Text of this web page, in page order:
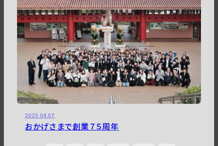
2025.04.07
おかげさまで創業７５周年